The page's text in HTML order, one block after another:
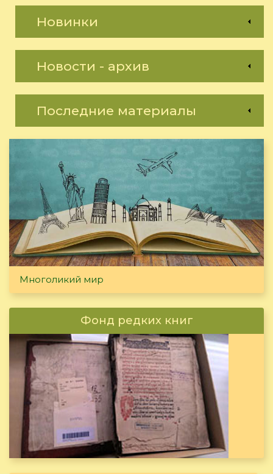
Новинки
Новости - архив
Последние материалы
Многоликий мир
Фонд редких книг